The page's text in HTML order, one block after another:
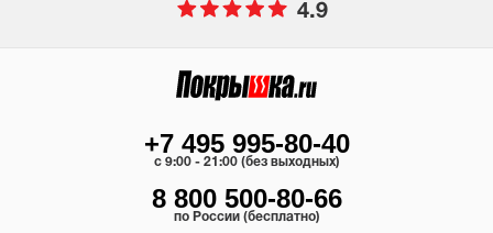
4.9
+7 495 995-80-40
c 9:00 - 21:00 (без выходных)
8 800 500-80-66
по России (бесплатно)